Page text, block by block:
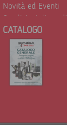
Novità ed Eventi
Condizioni di
Trattamento dei
CATALOGO